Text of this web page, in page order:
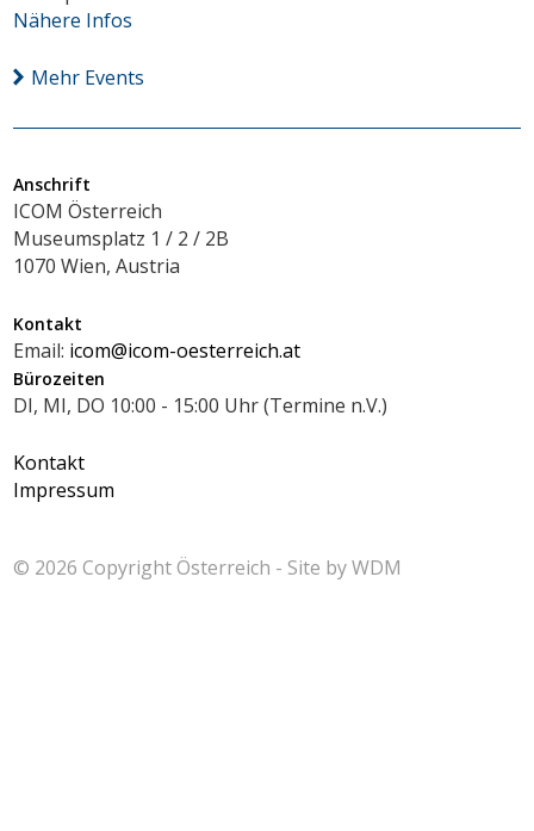
Nähere Infos
Mehr Events
Anschrift
ICOM Österreich
Museumsplatz 1 / 2 / 2B
1070 Wien, Austria
Kontakt
Email: icom@icom-oesterreich.at
Bürozeiten
DI, MI, DO 10:00 - 15:00 Uhr (Termine n.V.)
Kontakt
Impressum
© 2026 CopyrightÖsterreich - Site byWDM